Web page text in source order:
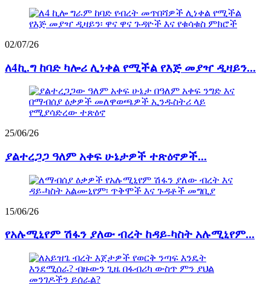
02/07/26
ለ4ኪ.ግ ከባድ ካሎሪ ሊነቀል የሚችል የእጅ መያዣ ዲዛይን...
25/06/26
ያልተረጋጋ ዓለም አቀፍ ሁኔታዎች ተጽዕኖዎች...
15/06/26
የአሉሚኒየም ሽፋን ያለው ብረት ከዳይ-ካስት አሉሚኒየም...